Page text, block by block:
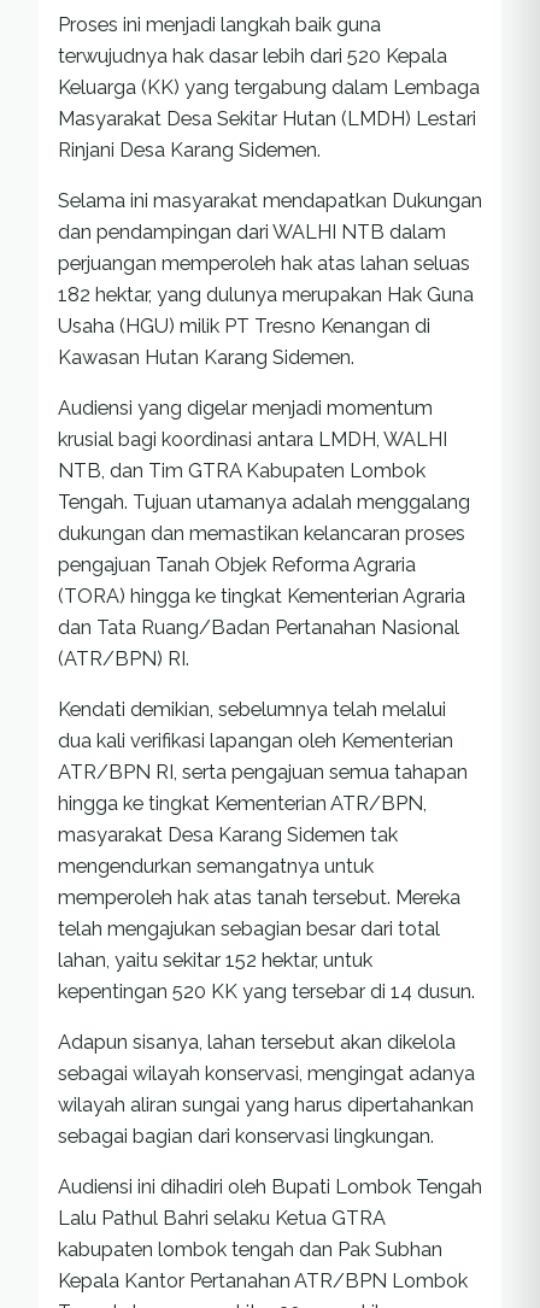
Proses ini menjadi langkah baik guna
terwujudnya hak dasar lebih dari 520 Kepala
Keluarga (KK) yang tergabung dalam Lembaga
Masyarakat Desa Sekitar Hutan (LMDH) Lestari
Rinjani Desa Karang Sidemen.
Selama ini masyarakat mendapatkan Dukungan
dan pendampingan dari WALHI NTB dalam
perjuangan memperoleh hak atas lahan seluas
182 hektar, yang dulunya merupakan Hak Guna
Usaha (HGU) milik PT Tresno Kenangan di
Kawasan Hutan Karang Sidemen.
Audiensi yang digelar menjadi momentum
krusial bagi koordinasi antara LMDH, WALHI
NTB, dan Tim GTRA Kabupaten Lombok
Tengah. Tujuan utamanya adalah menggalang
dukungan dan memastikan kelancaran proses
pengajuan Tanah Objek Reforma Agraria
(TORA) hingga ke tingkat Kementerian Agraria
dan Tata Ruang/Badan Pertanahan Nasional
(ATR/BPN) RI.
Kendati demikian, sebelumnya telah melalui
dua kali verifikasi lapangan oleh Kementerian
ATR/BPN RI, serta pengajuan semua tahapan
hingga ke tingkat Kementerian ATR/BPN,
masyarakat Desa Karang Sidemen tak
mengendurkan semangatnya untuk
memperoleh hak atas tanah tersebut. Mereka
telah mengajukan sebagian besar dari total
lahan, yaitu sekitar 152 hektar, untuk
kepentingan 520 KK yang tersebar di 14 dusun.
Adapun sisanya, lahan tersebut akan dikelola
sebagai wilayah konservasi, mengingat adanya
wilayah aliran sungai yang harus dipertahankan
sebagai bagian dari konservasi lingkungan.
Audiensi ini dihadiri oleh Bupati Lombok Tengah
Lalu Pathul Bahri selaku Ketua GTRA
kabupaten lombok tengah dan Pak Subhan
Kepala Kantor Pertanahan ATR/BPN Lombok